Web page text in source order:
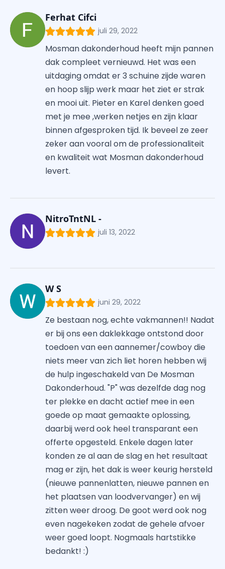
Ferhat Cifci
juli 29, 2022
Mosman dakonderhoud heeft mijn pannen
dak compleet vernieuwd. Het was een
uitdaging omdat er 3 schuine zijde waren
en hoop slijp werk maar het ziet er strak
en mooi uit. Pieter en Karel denken goed
met je mee ,werken netjes en zijn klaar
binnen afgesproken tijd. Ik beveel ze zeer
zeker aan vooral om de professionaliteit
en kwaliteit wat Mosman dakonderhoud
levert.
NitroTntNL -
juli 13, 2022
W S
juni 29, 2022
Ze bestaan nog, echte vakmannen!! Nadat
er bij ons een daklekkage ontstond door
toedoen van een aannemer/cowboy die
niets meer van zich liet horen hebben wij
de hulp ingeschakeld van De Mosman
Dakonderhoud. "P" was dezelfde dag nog
ter plekke en dacht actief mee in een
goede op maat gemaakte oplossing,
daarbij werd ook heel transparant een
offerte opgesteld. Enkele dagen later
konden ze al aan de slag en het resultaat
mag er zijn, het dak is weer keurig hersteld
(nieuwe pannenlatten, nieuwe pannen en
het plaatsen van loodvervanger) en wij
zitten weer droog. De goot werd ook nog
even nagekeken zodat de gehele afvoer
weer goed loopt. Nogmaals hartstikke
bedankt! :)